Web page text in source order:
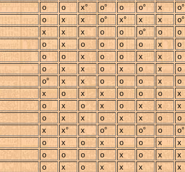
o o x° o° o o° x o°
o x x o° x° x x o°
x x x o o o° o o
o x o o o o x o
o o x o o x x o
o x x o x o x o
o° x x o o o x o
x o x x o o o x
o x o x o x x x
o x x o x x o o
x x° x o° x o° o o°
o x o x o o x x
o o o o x o x x
o x o x x x x x